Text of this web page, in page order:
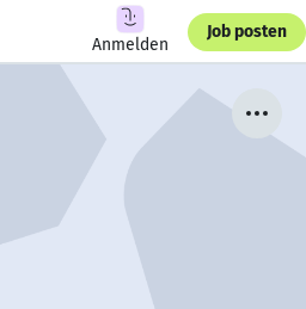
Anmelden
Job posten